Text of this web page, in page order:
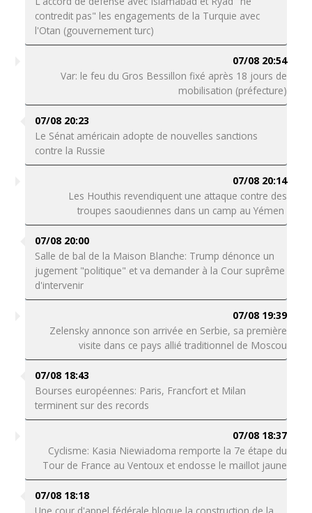
contredit pas" les engagements de la Turquie avec
l'Otan (gouvernement turc)
07/08 20:54
Var: le feu du Gros Bessillon fixé après 18 jours de
mobilisation (préfecture)
07/08 20:23
Le Sénat américain adopte de nouvelles sanctions
contre la Russie
07/08 20:14
Les Houthis revendiquent une attaque contre des
troupes saoudiennes dans un camp au Yémen
07/08 20:00
Salle de bal de la Maison Blanche: Trump dénonce un
jugement "politique" et va demander à la Cour suprême
d'intervenir
07/08 19:39
Zelensky annonce son arrivée en Serbie, sa première
visite dans ce pays allié traditionnel de Moscou
07/08 18:43
Bourses européennes: Paris, Francfort et Milan
terminent sur des records
07/08 18:37
Cyclisme: Kasia Niewiadoma remporte la 7e étape du
Tour de France au Ventoux et endosse le maillot jaune
07/08 18:18